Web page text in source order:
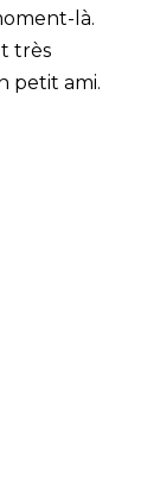
là.
très
petit ami.